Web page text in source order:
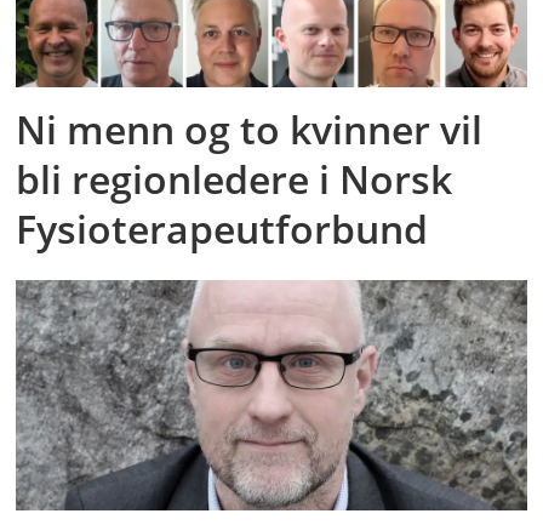
Ni menn og to kvinner vil
bli regionledere i Norsk
Fysioterapeutforbund